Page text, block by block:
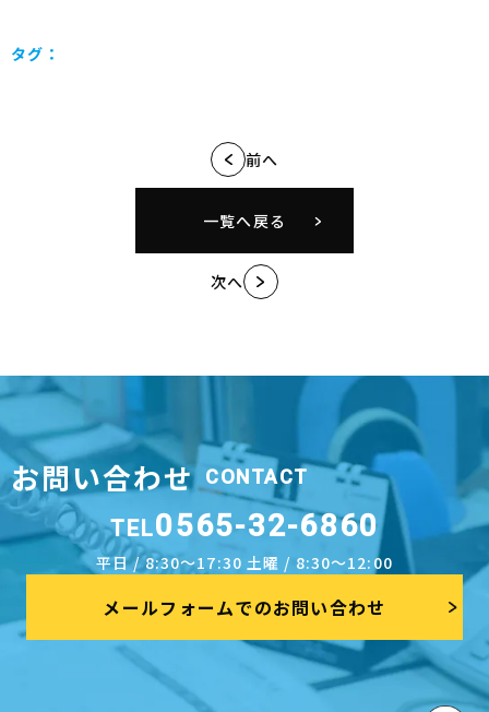
タグ：
前へ
一覧へ戻る
次へ
お問い合わせ CONTACT
TEL0565-32-6860
平日 / 8:30～17:30 土曜 / 8:30～12:00
メールフォームでのお問い合わせ